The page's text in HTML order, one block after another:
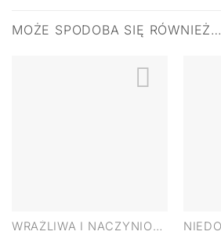
MOŻE SPODOBA SIĘ RÓWNIEŻ…
WRAŻLIWA I NACZYNIOWA